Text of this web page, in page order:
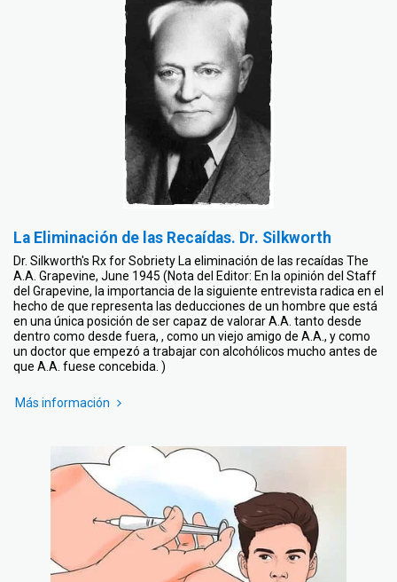
La Eliminación de las Recaídas. Dr. Silkworth
Dr. Silkworth's Rx for Sobriety La eliminación de las recaídas The
A.A. Grapevine, June 1945 (Nota del Editor: En la opinión del Staff
del Grapevine, la importancia de la siguiente entrevista radica en el
hecho de que representa las deducciones de un hombre que está
en una única posición de ser capaz de valorar A.A. tanto desde
dentro como desde fuera, , como un viejo amigo de A.A., y como
un doctor que empezó a trabajar con alcohólicos mucho antes de
que A.A. fuese concebida. )
Más información